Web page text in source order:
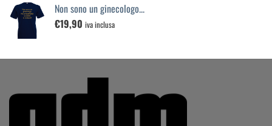
Non sono un ginecologo...
€19,90 iva inclusa